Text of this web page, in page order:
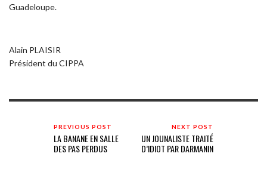
Guadeloupe.
Alain PLAISIR
Président du CIPPA
PREVIOUS POST
LA BANANE EN SALLE
DES PAS PERDUS
NEXT POST
UN JOUNALISTE TRAITÉ
D’IDIOT PAR DARMANIN